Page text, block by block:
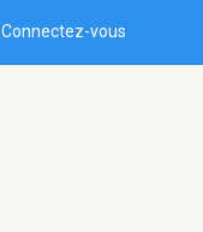
Connectez-vous